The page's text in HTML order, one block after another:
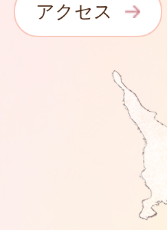
アクセス